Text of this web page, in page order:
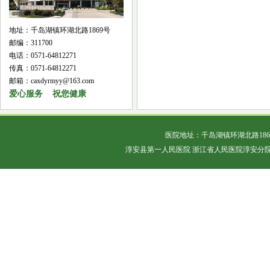
地址：千岛湖镇环湖北路1869号
邮编：311700
电话：0571-64812271
传真：0571-64812271
邮箱：caxdyrmyy@163.com
爱心服务 祝您健康
医院地址：千岛湖镇环湖北路
淳安县第一人民医院 浙江省人民医院淳安分